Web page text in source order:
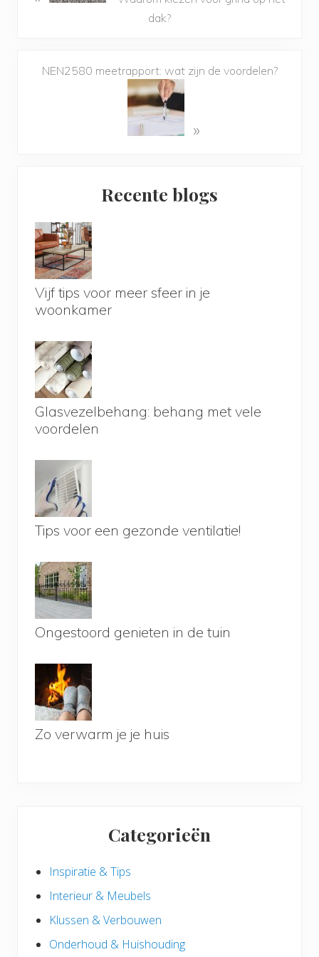
dak?
NEN2580 meetrapport: wat zijn de voordelen?
»
Recente blogs
Vijf tips voor meer sfeer in je
woonkamer
Glasvezelbehang: behang met vele
voordelen
Tips voor een gezonde ventilatie!
Ongestoord genieten in de tuin
Zo verwarm je je huis
Categorieën
Inspiratie & Tips
Interieur & Meubels
Klussen & Verbouwen
Onderhoud & Huishouding